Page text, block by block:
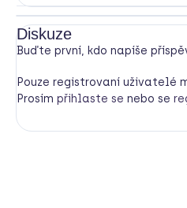
Diskuze
Buďte první, kdo napíše
Pouze registrovaní uživatelé
Prosím přihlaste se nebo se